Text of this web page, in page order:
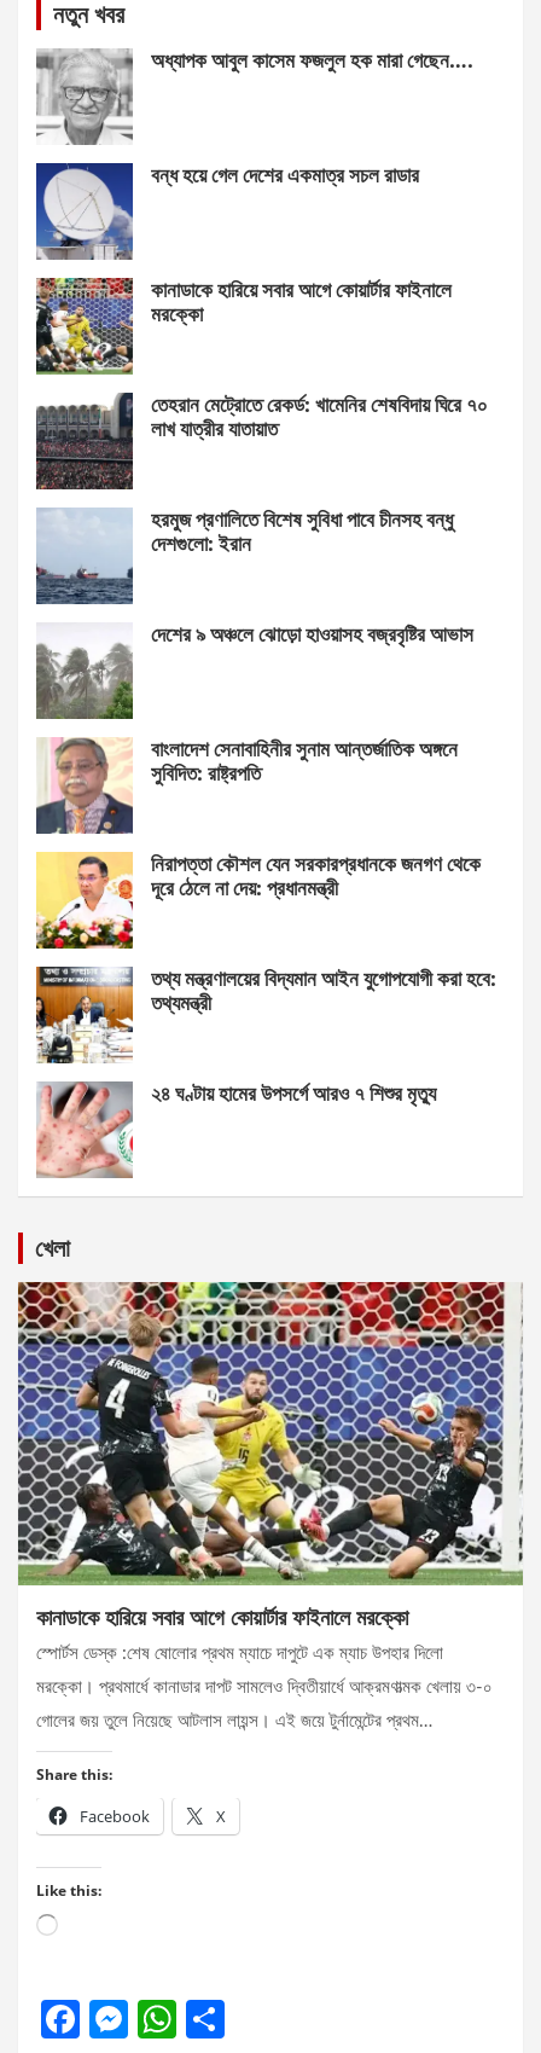
নতুন খবর
অধ্যাপক আবুল কাসেম ফজলুল হক মারা গেছেন….
বন্ধ হয়ে গেল দেশের একমাত্র সচল রাডার
কানাডাকে হারিয়ে সবার আগে কোয়ার্টার ফাইনালে
মরক্কো
তেহরান মেট্রোতে রেকর্ড: খামেনির শেষবিদায় ঘিরে ৭০
লাখ যাত্রীর যাতায়াত
হরমুজ প্রণালিতে বিশেষ সুবিধা পাবে চীনসহ বন্ধু
দেশগুলো: ইরান
দেশের ৯ অঞ্চলে ঝোড়ো হাওয়াসহ বজ্রবৃষ্টির আভাস
বাংলাদেশ সেনাবাহিনীর সুনাম আন্তর্জাতিক অঙ্গনে
সুবিদিত: রাষ্ট্রপতি
নিরাপত্তা কৌশল যেন সরকারপ্রধানকে জনগণ থেকে
দূরে ঠেলে না দেয়: প্রধানমন্ত্রী
তথ্য মন্ত্রণালয়ের বিদ্যমান আইন যুগোপযোগী করা হবে:
তথ্যমন্ত্রী
২৪ ঘণ্টায় হামের উপসর্গে আরও ৭ শিশুর মৃত্যু
খেলা
কানাডাকে হারিয়ে সবার আগে কোয়ার্টার ফাইনালে মরক্কো
স্পোর্টস ডেস্ক :শেষ ষোলোর প্রথম ম্যাচে দাপুটে এক ম্যাচ উপহার দিলো
মরক্কো। প্রথমার্ধে কানাডার দাপট সামলেও দ্বিতীয়ার্ধে আক্রমণাত্মক খেলায় ৩-০
গোলের জয় তুলে নিয়েছে আটলাস লায়ন্স। এই জয়ে টুর্নামেন্টের প্রথম…
Share this:
Facebook X
Like this:
Loading…
F
M W